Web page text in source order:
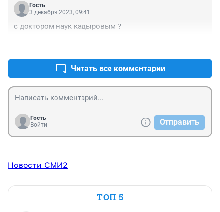
Гость
3 декабря 2023, 09:41
с доктором наук кадыровым ?
Читать все комментарии
Гость
Войти
Отправить
Новости СМИ2
ТОП 5